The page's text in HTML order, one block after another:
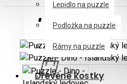
0 položek - 0Kč
Lepidlo na puzzle
Podložka na puzzle
Rámy na puzzle
Dřevěné kostky